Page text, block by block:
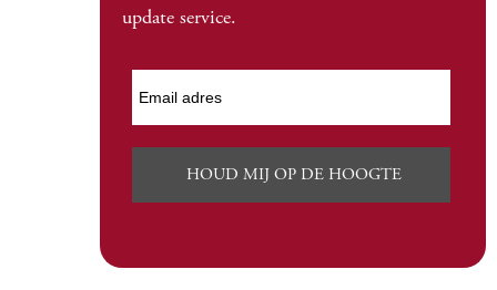
update service.